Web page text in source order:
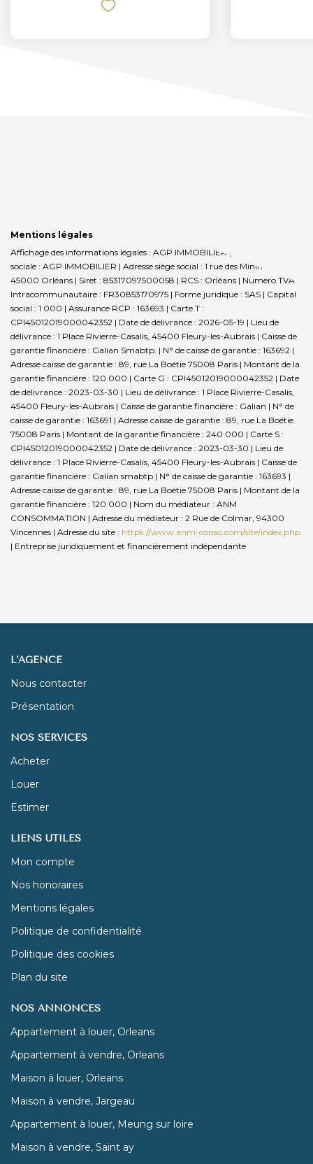
Mentions légales
Affichage des informations légales : AGP IMMOBILIER | Raison
sociale : AGP IMMOBILIER | Adresse siège social : 1 rue des Minimes -
45000 Orléans | Siret : 85317097500058 | RCS : Orléans | Numero TVA
Intracommunautaire : FR30853170975 | Forme juridique : SAS | Capital
social : 1 000 | Assurance RCP : 163693 | Carte T :
CPI45012019000042352 | Date de délivrance : 2026-05-19 | Lieu de
délivrance : 1 Place Rivierre-Casalis, 45400 Fleury-les-Aubrais | Caisse de
garantie financière : Galian Smabtp. | N° de caisse de garantie : 163692 |
Adresse caisse de garantie : 89, rue La Boétie 75008 Paris | Montant de la
garantie financière : 120 000 | Carte G : CPI45012019000042352 | Date
de délivrance : 2023-03-30 | Lieu de délivrance : 1 Place Rivierre-Casalis,
45400 Fleury-les-Aubrais | Caisse de garantie financière : Galian | N° de
caisse de garantie : 163691 | Adresse caisse de garantie : 89, rue La Boétie
75008 Paris | Montant de la garantie financière : 240 000 | Carte S :
CPI45012019000042352 | Date de délivrance : 2023-03-30 | Lieu de
délivrance : 1 Place Rivierre-Casalis, 45400 Fleury-les-Aubrais | Caisse de
garantie financière : Galian smabtp | N° de caisse de garantie : 163693 |
Adresse caisse de garantie : 89, rue La Boétie 75008 Paris | Montant de la
garantie financière : 120 000 | Nom du médiateur : ANM
CONSOMMATION | Adresse du médiateur : 2 Rue de Colmar, 94300
Vincennes | Adresse du site : https://www.anm-conso.com/site/index.php
| Entreprise juridiquement et financièrement indépendante
L'AGENCE
Nous contacter
Présentation
NOS SERVICES
Acheter
Louer
Estimer
LIENS UTILES
Mon compte
Nos honoraires
Mentions légales
Politique de confidentialité
Politique des cookies
Plan du site
NOS ANNONCES
Appartement à louer, Orleans
Appartement à vendre, Orleans
Maison à louer, Orleans
Maison à vendre, Jargeau
Appartement à louer, Meung sur loire
Maison à vendre, Saint ay